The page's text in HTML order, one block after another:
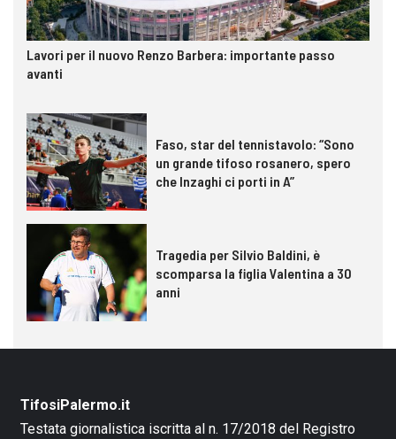
Lavori per il nuovo Renzo Barbera: importante passo
avanti
Faso, star del tennistavolo: “Sono
un grande tifoso rosanero, spero
che Inzaghi ci porti in A”
Tragedia per Silvio Baldini, è
scomparsa la figlia Valentina a 30
anni
TifosiPalermo.it
Testata giornalistica iscritta al n. 17/2018 del Registro